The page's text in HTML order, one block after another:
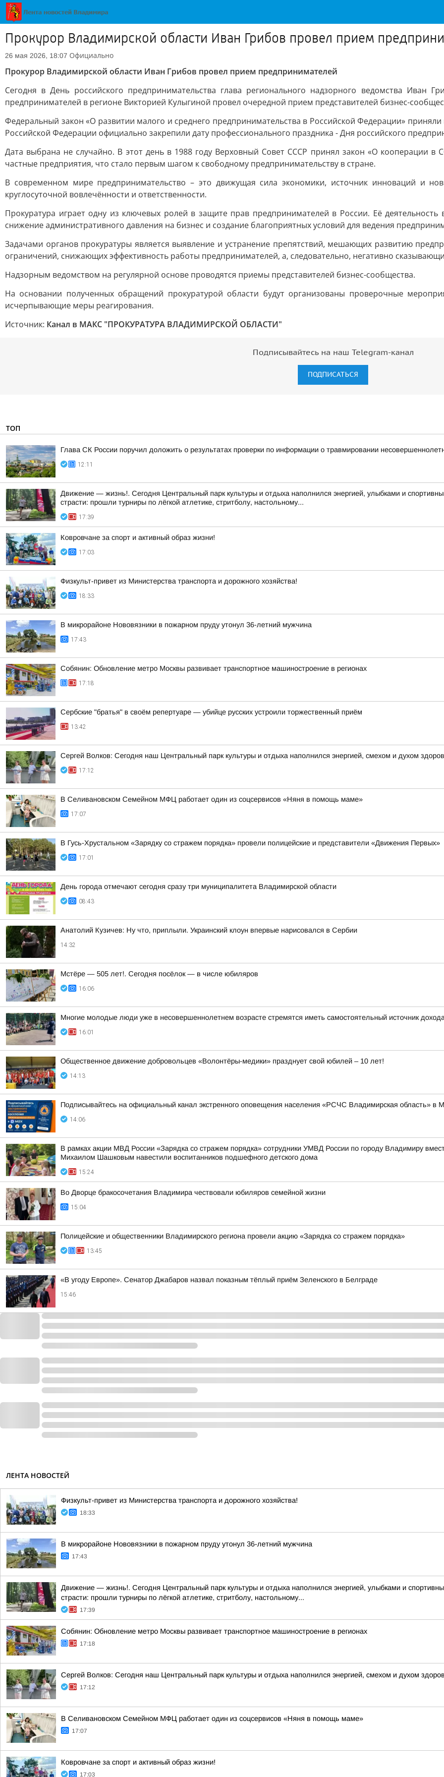
Прокурор Владимирской области Иван Грибов провел прием
26 мая 2026, 18:07 Официально
Прокурор Владимирской области Иван Грибов провел прием предпринимателей
Сегодня в День российского предпринимательства глава регионального надзорного ведомства
предпринимателей в регионе Викторией Кулыгиной провел очередной прием представителей бизнес-
Федеральный закон «О развитии малого и среднего предпринимательства в Российской Федерации»
Российской Федерации официально закрепили дату профессионального праздника - Дня российского
Дата выбрана не случайно. В этот день в 1988 году Верховный Совет СССР принял закон «О кооперации в
частные предприятия, что стало первым шагом к свободному предпринимательству в стране.
В современном мире предпринимательство – это движущая сила экономики, источник инноваций и
круглосуточной вовлечённости и ответственности.
Прокуратура играет одну из ключевых ролей в защите прав предпринимателей в России. Её
снижение административного давления на бизнес и создание благоприятных условий для ведения
Задачами органов прокуратуры является выявление и устранение препятствий, мешающих развитию
ограничений, снижающих эффективность работы предпринимателей, а, следовательно, негативно
Надзорным ведомством на регулярной основе проводятся приемы представителей бизнес-сообщества.
На основании полученных обращений прокуратурой области будут организованы проверочные
исчерпывающие меры реагирования.
Источник: Канал в МАКС "ПРОКУРАТУРА ВЛАДИМИРСКОЙ ОБЛАСТИ"
Подписывайтесь на наш Telegram-канал
ПОДПИСАТЬСЯ
ТОП
Глава СК России поручил доложить о результатах проверки по информации о травмировании
12:11
Движение — жизнь!. Сегодня Центральный парк культуры и отдыха наполнился энергией, улыбками и
страсти: прошли турниры по лёгкой атлетике, стритболу, настольному...
17:39
Ковровчане за спорт и активный образ жизни!
17:03
Физкульт-привет из Министерства транспорта и дорожного хозяйства!
18:33
В микрорайоне Нововязники в пожарном пруду утонул 36-летний мужчина
17:43
Собянин: Обновление метро Москвы развивает транспортное машиностроение в регионах
17:18
Сербские "братья" в своём репертуаре — убийце русских устроили торжественный приём
13:42
Сергей Волков: Сегодня наш Центральный парк культуры и отдыха наполнился энергией, смехом и духом
17:12
В Селивановском Семейном МФЦ работает один из соцсервисов «Няня в помощь маме»
17:07
В Гусь-Хрустальном «Зарядку со стражем порядка» провели полицейские и представители «Движения Первых»
17:01
День города отмечают сегодня сразу три муниципалитета Владимирской области
08:43
Анатолий Кузичев: Ну что, приплыли. Украинский клоун впервые нарисовался в Сербии
14:32
Мстёре — 505 лет!. Сегодня посёлок — в числе юбиляров
16:06
Многие молодые люди уже в несовершеннолетнем возрасте стремятся иметь самостоятельный источник дохода
16:01
Общественное движение добровольцев «Волонтёры-медики» празднует свой юбилей – 10 лет!
14:13
Подписывайтесь на официальный канал экстренного оповещения населения «РСЧС Владимирская область» в
14:06
В рамках акции МВД России «Зарядка со стражем порядка» сотрудники УМВД России по городу Владимиру
Михаилом Шашковым навестили воспитанников подшефного детского дома
15:24
Во Дворце бракосочетания Владимира чествовали юбиляров семейной жизни
15:04
Полицейские и общественники Владимирского региона провели акцию «Зарядка со стражем порядка»
13:45
«В угоду Европе». Сенатор Джабаров назвал показным тёплый приём Зеленского в Белграде
15:46
ЛЕНТА НОВОСТЕЙ
Физкульт-привет из Министерства транспорта и дорожного хозяйства!
18:33
В микрорайоне Нововязники в пожарном пруду утонул 36-летний мужчина
17:43
Движение — жизнь!. Сегодня Центральный парк культуры и отдыха наполнился энергией, улыбками и
страсти: прошли турниры по лёгкой атлетике, стритболу, настольному...
17:39
Собянин: Обновление метро Москвы развивает транспортное машиностроение в регионах
17:18
Сергей Волков: Сегодня наш Центральный парк культуры и отдыха наполнился энергией, смехом и духом
17:12
В Селивановском Семейном МФЦ работает один из соцсервисов «Няня в помощь маме»
17:07
Ковровчане за спорт и активный образ жизни!
17:03